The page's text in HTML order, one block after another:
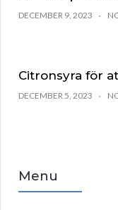
DECEMBER 9, 2023
Citronsyra för
DECEMBER 5, 2023
Menu